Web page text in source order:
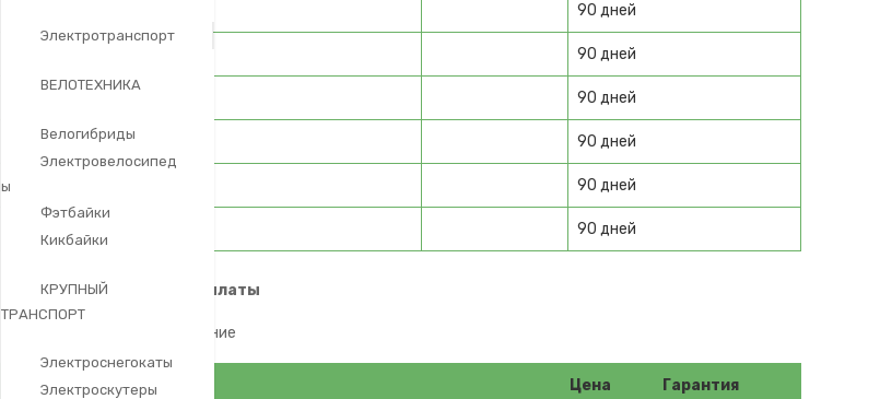
Электротранспорт
ВЕЛОТЕХНИКА
Велогибриды
Электровелосипед
ы
Фэтбайки
Кикбайки
КРУПНЫЙ
ТРАНСПОРТ
Электроснегокаты
Электроскутеры
90 дней
90 дней
90 дней
90 дней
90 дней
90 дней
Ремонт материнской платы
пайка и восстановление
Цена Гарантия